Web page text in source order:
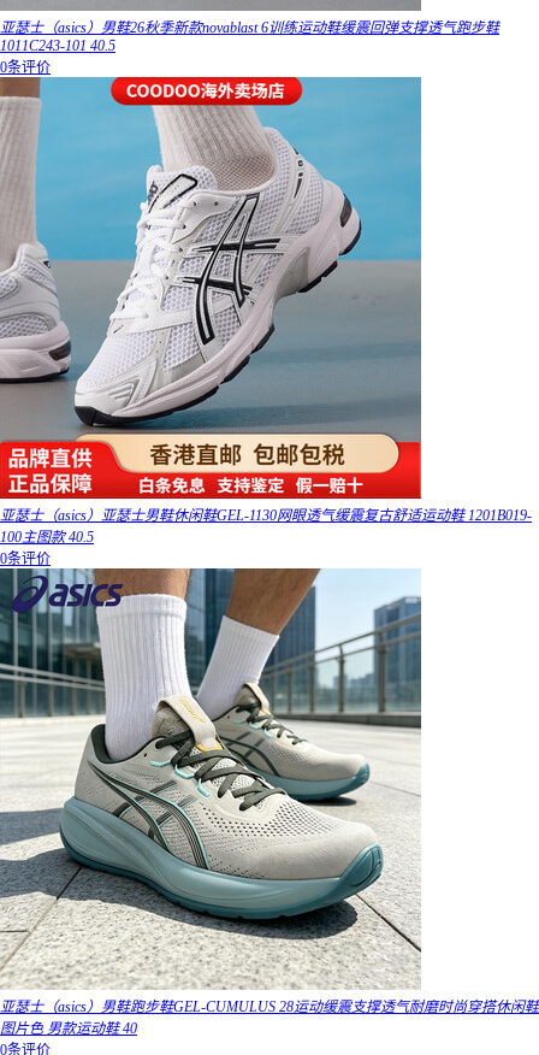
亚瑟士（asics）男鞋26秋季新款novablast 6训练运动鞋缓震回弹支撑透气跑步鞋
1011C243-101 40.5
0条评价
亚瑟士（asics）亚瑟士男鞋休闲鞋GEL-1130网眼透气缓震复古舒适运动鞋 1201B019-
100主图款 40.5
0条评价
亚瑟士（asics）男鞋跑步鞋GEL-CUMULUS 28运动缓震支撑透气耐磨时尚穿搭休闲鞋
图片色 男款运动鞋 40
0条评价